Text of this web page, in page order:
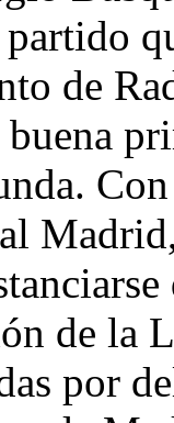
de
de la
por